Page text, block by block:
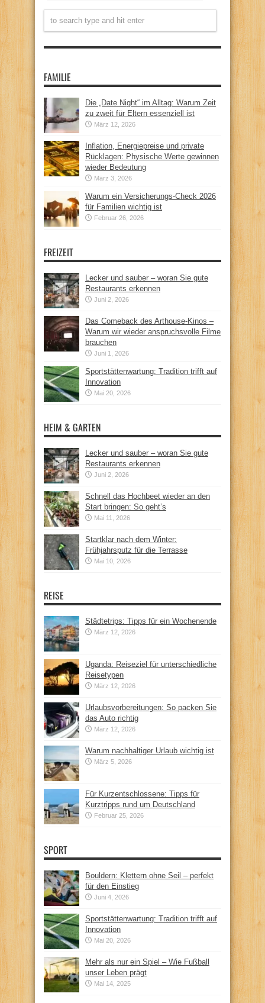
FAMILIE
Die „Date Night“ im Alltag: Warum Zeit
zu zweit für Eltern essenziell ist
März 12, 2026
Inflation, Energiepreise und private
Rücklagen: Physische Werte gewinnen
wieder Bedeutung
März 3, 2026
Warum ein Versicherungs-Check 2026
für Familien wichtig ist
Februar 26, 2026
FREIZEIT
Lecker und sauber – woran Sie gute
Restaurants erkennen
Juni 2, 2026
Das Comeback des Arthouse-Kinos –
Warum wir wieder anspruchsvolle Filme
brauchen
Juni 1, 2026
Sportstättenwartung: Tradition trifft auf
Innovation
Mai 20, 2026
HEIM & GARTEN
Lecker und sauber – woran Sie gute
Restaurants erkennen
Juni 2, 2026
Schnell das Hochbeet wieder an den
Start bringen: So geht’s
Mai 11, 2026
Startklar nach dem Winter:
Frühjahrsputz für die Terrasse
Mai 10, 2026
REISE
Städtetrips: Tipps für ein Wochenende
März 12, 2026
Uganda: Reiseziel für unterschiedliche
Reisetypen
März 12, 2026
Urlaubsvorbereitungen: So packen Sie
das Auto richtig
März 12, 2026
Warum nachhaltiger Urlaub wichtig ist
März 5, 2026
Für Kurzentschlossene: Tipps für
Kurztripps rund um Deutschland
Februar 25, 2026
SPORT
Bouldern: Klettern ohne Seil – perfekt
für den Einstieg
Juni 4, 2026
Sportstättenwartung: Tradition trifft auf
Innovation
Mai 20, 2026
Mehr als nur ein Spiel – Wie Fußball
unser Leben prägt
Mai 14, 2025